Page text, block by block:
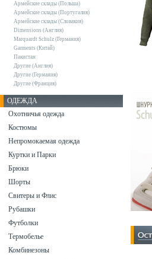
Армейские склады (Польша)
Армейские склады (Португалия)
Армейские склады (Словакия)
Dimensions (Англия)
Marquardt Schulz (Германия)
Garments (Китай)
Пакистан
Другие (Англия)
Другие (Германия)
Другие (Франция)
ОДЕЖДА
Охотничья одежда
Костюмы
Непромокаемая одежда
Куртки и Парки
Брюки
Шорты
Свитеры и Флис
Рубашки
Футболки
Термобелье
Комбинезоны